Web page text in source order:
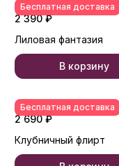
Бесплатная доставка
2 390 ₽
Лиловая фантазия
В корзину
Бесплатная доставка
2 690 ₽
Клубничный флирт